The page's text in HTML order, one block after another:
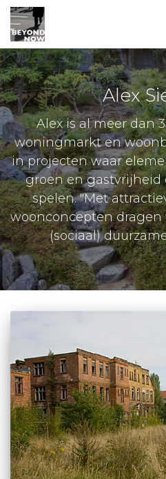
Alex
Alex is al meer dan
woningmarkt en
in projecten waar
groen en gastvrijheid
spelen. "Met
woonconcepten
(sociaal)